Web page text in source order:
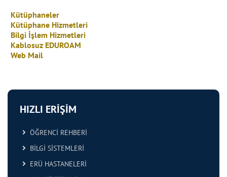
HIZLI ERİŞİM
ÖĞRENCİ REHBERİ
BİLGİ SİSTEMLERİ
ERÜ HASTANELERİ
Kütüphaneler
Kütüphane Hizmetleri
Bilgi İşlem Hizmetleri
Kablosuz EDUROAM
Web Mail